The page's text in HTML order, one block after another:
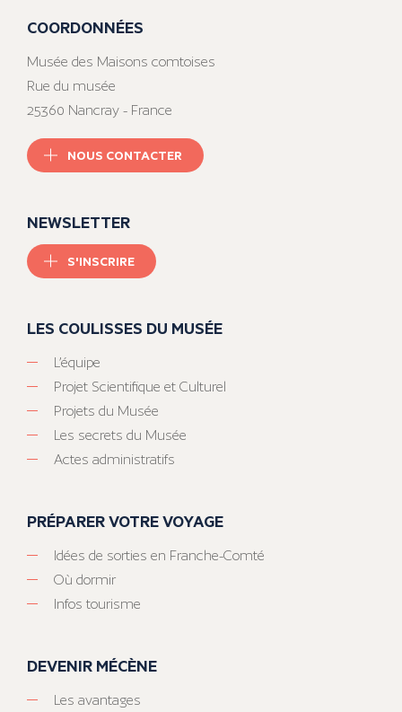
COORDONNÉES
Musée des Maisons comtoises
Rue du musée
25360 Nancray - France
NOUS CONTACTER
NEWSLETTER
S'INSCRIRE
LES COULISSES DU MUSÉE
L’équipe
Projet Scientifique et Culturel
Projets du Musée
Les secrets du Musée
Actes administratifs
PRÉPARER VOTRE VOYAGE
Idées de sorties en Franche-Comté
Où dormir
Infos tourisme
DEVENIR MÉCÈNE
Les avantages